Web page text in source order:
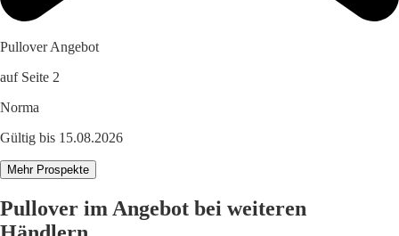
Pullover Angebot
auf Seite 2
Norma
Gültig bis 15.08.2026
Mehr Prospekte
Pullover im Angebot bei weiteren